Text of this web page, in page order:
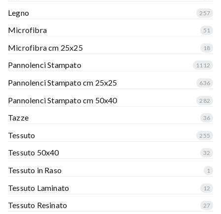
Legno 257
Microfibra 51
Microfibra cm 25x25 18
Pannolenci Stampato 1112
Pannolenci Stampato cm 25x25 636
Pannolenci Stampato cm 50x40 282
Tazze 36
Tessuto 255
Tessuto 50x40 32
Tessuto in Raso 1
Tessuto Laminato 12
Tessuto Resinato 27